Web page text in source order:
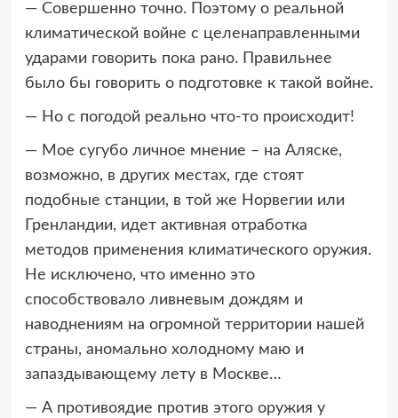
— Совершенно точно. Поэтому о реальной
климатической войне с целенаправленными
ударами говорить пока рано. Правильнее
было бы говорить о подготовке к такой войне.
— Но с погодой реально что-то происходит!
— Мое сугубо личное мнение – на Аляске,
возможно, в других местах, где стоят
подобные станции, в той же Норвегии или
Гренландии, идет активная отработка
методов применения климатического оружия.
Не исключено, что именно это
способствовало ливневым дождям и
наводнениям на огромной территории нашей
страны, аномально холодному маю и
запаздывающему лету в Москве…
— А противоядие против этого оружия у